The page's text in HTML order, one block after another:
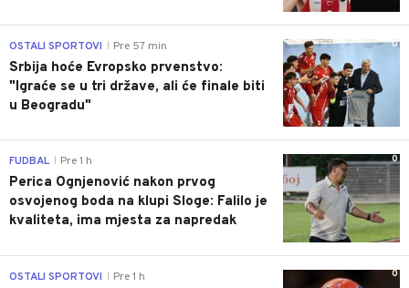
0
OSTALI SPORTOVI Pre 57 min
Srbija hoće Evropsko prvenstvo:
"Igraće se u tri države, ali će finale biti
u Beogradu"
0
FUDBAL Pre 1 h
Perica Ognjenović nakon prvog
osvojenog boda na klupi Sloge: Falilo je
kvaliteta, ima mjesta za napredak
0
OSTALI SPORTOVI Pre 1 h